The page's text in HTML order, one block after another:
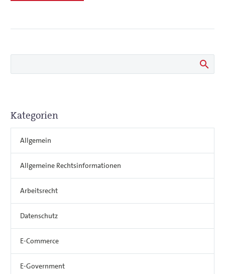
Kategorien
Allgemein
Allgemeine Rechtsinformationen
Arbeitsrecht
Datenschutz
E-Commerce
E-Government